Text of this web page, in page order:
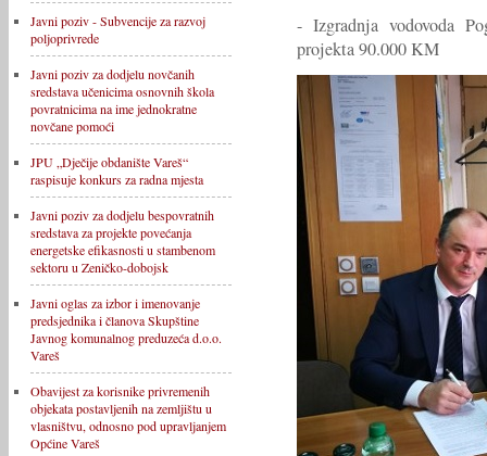
Javni poziv - Subvencije za razvoj
poljoprivrede
Javni poziv za dodjelu novčanih
sredstava učenicima osnovnih škola
povratnicima na ime jednokratne
novčane pomoći
JPU „Dječije obdanište Vareš“
raspisuje konkurs za radna mjesta
Javni poziv za dodjelu bespovratnih
sredstava za projekte povećanja
energetske efikasnosti u stambenom
sektoru u Zeničko-dobojsk
Javni oglas za izbor i imenovanje
predsjednika i članova Skupštine
Javnog komunalnog preduzeća d.o.o.
Vareš
Obavijest za korisnike privremenih
objekata postavljenih na zemljištu u
vlasništvu, odnosno pod upravljanjem
Općine Vareš
- Izgradnja vodovoda
projekta 90.000 KM